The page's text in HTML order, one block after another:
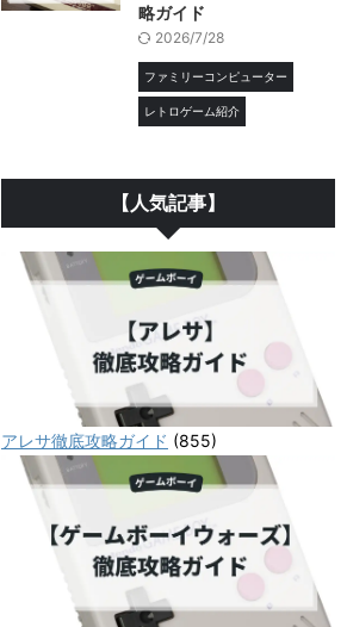
略ガイド
2026/7/28
ファミリーコンピューター
レトロゲーム紹介
【人気記事】
アレサ徹底攻略ガイド (855)